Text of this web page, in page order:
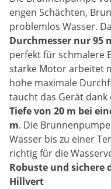
engen Schächten,
problemlos Wasser.
Durchmesser nur 95
perfekt für schmalere
starke Motor arbeitet
hohe maximale
taucht das Gerät dank
Tiefe von 20 m bei
m. Die
Wasser bis zu einer
richtig für die
Robuste und sichere
Hillvert